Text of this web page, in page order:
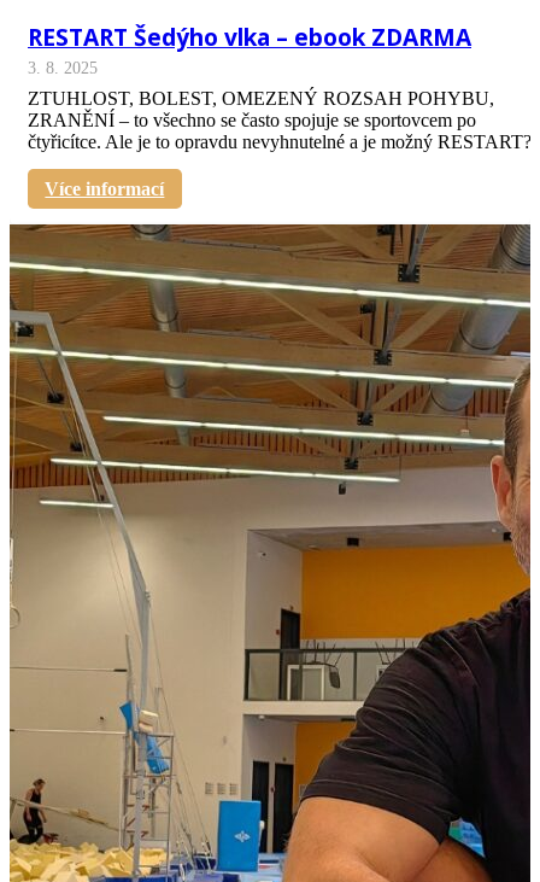
RESTART Šedýho vlka – ebook ZDARMA
3. 8. 2025
ZTUHLOST, BOLEST, OMEZENÝ ROZSAH POHYBU,
ZRANĚNÍ – to všechno se často spojuje se sportovcem po
čtyřicítce. Ale je to opravdu nevyhnutelné a je možný RESTART?
Více informací